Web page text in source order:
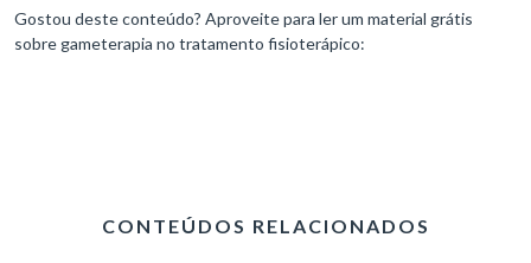
Gostou deste conteúdo? Aproveite para ler um material grátis
sobre gameterapia no tratamento fisioterápico:
CONTEÚDOS RELACIONADOS